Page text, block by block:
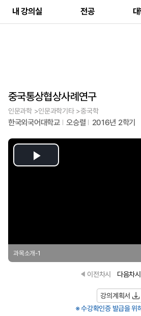
내 강의실 전공
중국통상협상사례연구
인문과학 >인문과학기타 >중국학
한국외국어대학교 오승렬 2016년 2학기
Play
과목소개-1
이전차시 다음차시
강의계획서
※ 수강확인증 발급을 위